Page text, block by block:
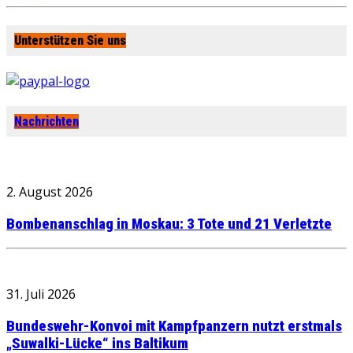
Unterstützen Sie uns
Nachrichten
2. August 2026
Bombenanschlag in Moskau: 3 Tote und 21 Verletzte
31. Juli 2026
Bundeswehr-Konvoi mit Kampfpanzern nutzt erstmals
„Suwalki-Lücke“ ins Baltikum